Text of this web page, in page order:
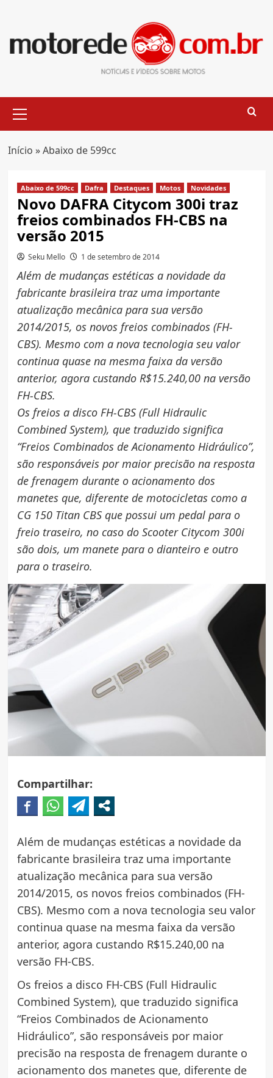
content
Menu
Início »Abaixo de 599cc
Abaixo de 599cc Dafra Destaques Motos Novidades
Novo DAFRA Citycom 300i traz
freios combinados FH-CBS na
versão 2015
Seku Mello 1 de setembro de 2014
Além de mudanças estéticas a novidade da
fabricante brasileira traz uma importante
atualização mecânica para sua versão
2014/2015, os novos freios combinados (FH-
CBS). Mesmo com a nova tecnologia seu valor
continua quase na mesma faixa da versão
anterior, agora custando R$15.240,00 na versão
FH-CBS.
Os freios a disco FH-CBS (Full Hidraulic
Combined System), que traduzido significa
“Freios Combinados de Acionamento Hidráulico”,
são responsáveis por maior precisão na resposta
de frenagem durante o acionamento dos
manetes que, diferente de motocicletas como a
CG 150 Titan CBS que possui um pedal para o
freio traseiro, no caso do Scooter Citycom 300i
são dois, um manete para o dianteiro e outro
para o traseiro.
Compartilhar:
Além de mudanças estéticas a novidade da
fabricante brasileira traz uma importante
atualização mecânica para sua versão
2014/2015, os novos freios combinados (FH-
CBS). Mesmo com a nova tecnologia seu valor
continua quase na mesma faixa da versão
anterior, agora custando R$15.240,00 na
versão FH-CBS.
Os freios a disco FH-CBS (Full Hidraulic
Combined System), que traduzido significa
“Freios Combinados de Acionamento
Hidráulico”, são responsáveis por maior
precisão na resposta de frenagem durante o
acionamento dos manetes que, diferente de